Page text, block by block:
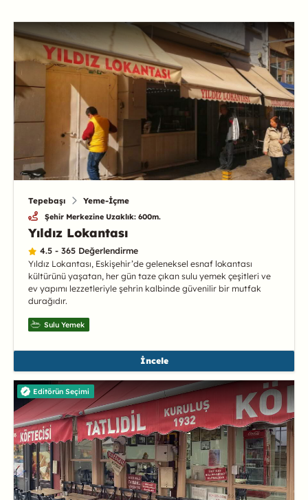
Tepebaşı Yeme-İçme
Şehir Merkezine Uzaklık: 600m.
Yıldız Lokantası
4.5 - 365 Değerlendirme
Yıldız Lokantası, Eskişehir’de geleneksel esnaf lokantası
kültürünü yaşatan, her gün taze çıkan sulu yemek çeşitleri ve
ev yapımı lezzetleriyle şehrin kalbinde güvenilir bir mutfak
durağıdır.
Sulu Yemek
İncele
Editörün Seçimi